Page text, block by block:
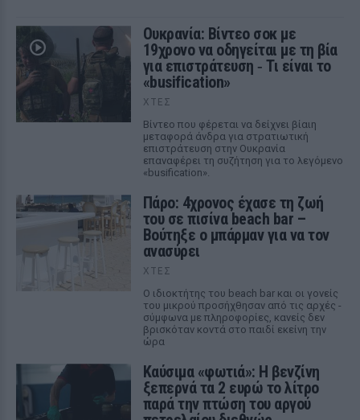
Ουκρανία: Βίντεο σοκ με
19χρονο να οδηγείται με τη βία
για επιστράτευση ‑ Τι είναι το
«busification»
ΧΤΕΣ
Βίντεο που φέρεται να δείχνει βίαιη
μεταφορά άνδρα για στρατιωτική
επιστράτευση στην Ουκρανία
επαναφέρει τη συζήτηση για το λεγόμενο
«busification».
Πάρο: 4χρονος έχασε τη ζωή
του σε πισίνα beach bar –
Βούτηξε ο μπάρμαν για να τον
ανασύρει
ΧΤΕΣ
Ο ιδιοκτήτης του beach bar και οι γονείς
του μικρού προσήχθησαν από τις αρχές -
σύμφωνα με πληροφορίες, κανείς δεν
βρισκόταν κοντά στο παιδί εκείνη την
ώρα
Καύσιμα «φωτιά»: Η βενζίνη
ξεπερνά τα 2 ευρώ το λίτρο
παρά την πτώση του αργού